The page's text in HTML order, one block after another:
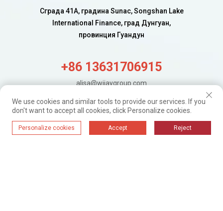
Сграда 41A, градина Sunac, Songshan Lake
International Finance, град Дунгуан,
провинция Гуандун
+86 13631706915
alisa@wijaygroup.com
Получавайте нови актуализации.
Просто се абонирайте
We use cookies and similar tools to provide our services. If you
don't want to accept all cookies, click Personalize cookies.
Personalize cookies Accept Reject